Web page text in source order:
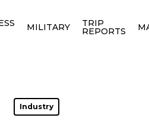
MILITARY TRIP
REPORTS
Industry